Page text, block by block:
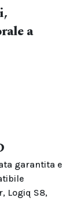
a
garantita e
Logiq S8,